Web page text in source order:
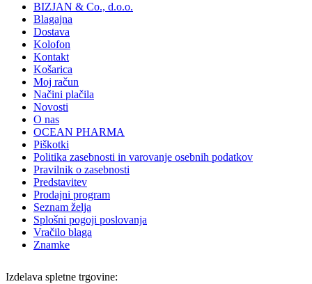
BIZJAN & Co., d.o.o.
Blagajna
Dostava
Kolofon
Kontakt
Košarica
Moj račun
Načini plačila
Novosti
O nas
OCEAN PHARMA
Piškotki
Politika zasebnosti in varovanje osebnih podatkov
Pravilnik o zasebnosti
Predstavitev
Prodajni program
Seznam želja
Splošni pogoji poslovanja
Vračilo blaga
Znamke
Izdelava spletne trgovine: